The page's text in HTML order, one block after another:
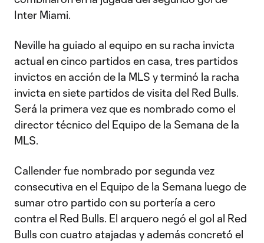
Inter Miami.
Neville ha guiado al equipo en su racha invicta
actual en cinco partidos en casa, tres partidos
invictos en acción de la MLS y terminó la racha
invicta en siete partidos de visita del Red Bulls.
Será la primera vez que es nombrado como el
director técnico del Equipo de la Semana de la
MLS.
Callender fue nombrado por segunda vez
consecutiva en el Equipo de la Semana luego de
sumar otro partido con su portería a cero
contra el Red Bulls. El arquero negó el gol al Red
Bulls con cuatro atajadas y además concretó el